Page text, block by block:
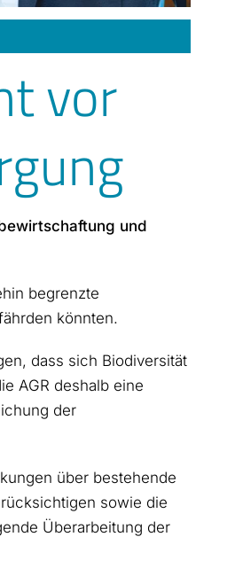
vor
und
begrenzte
könnten.
dass sich Biodiversität
AGR deshalb eine
der
über bestehende
sowie die
Überarbeitung der